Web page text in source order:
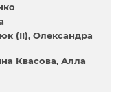
(ІІ) Олександра
Квасова Алла